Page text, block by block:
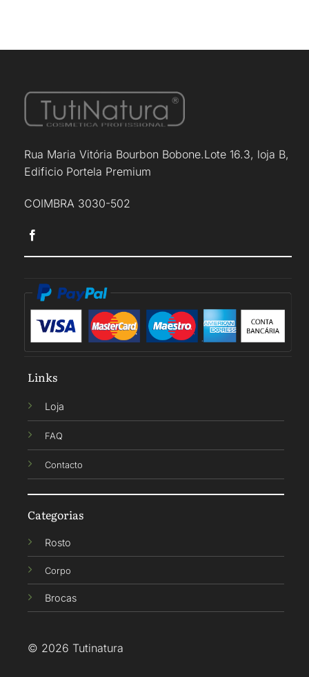
Rua Maria Vitória Bourbon Bobone.Lote 16.3, loja B,
Edificio Portela Premium
COIMBRA 3030-502
Links
Loja
FAQ
Contacto
Categorias
Rosto
Corpo
Brocas
© 2026 Tutinatura